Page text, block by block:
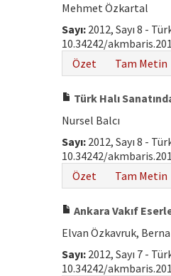
Mehmet Özkartal
Sayı: 2012, Sayı 8 -
10.34242/
Özet Tam Metin
Türk Halı
Nursel Balcı
Sayı: 2012, Sayı 8 -
10.34242/
Özet Tam Metin
Ankara Vakıf
Elvan Özkavruk,
Sayı: 2012, Sayı 7 -
10.34242/